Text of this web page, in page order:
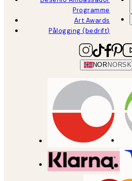
Programme
Art Awards
Pålogging (bedrift)
NOR NORSK